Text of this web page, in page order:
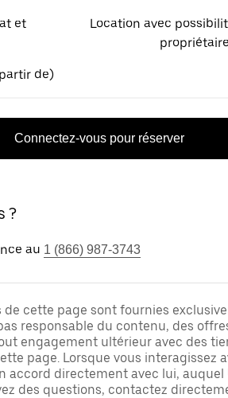
et
Location avec
de)
Connectez-vous pour réserver
?
au 1 (866) 987-3743
de cette page sont fournies
responsable du contenu, des
engagement ultérieur avec des
page. Lorsque vous interagissez
accord directement avec lui, auquel
des questions, contactez